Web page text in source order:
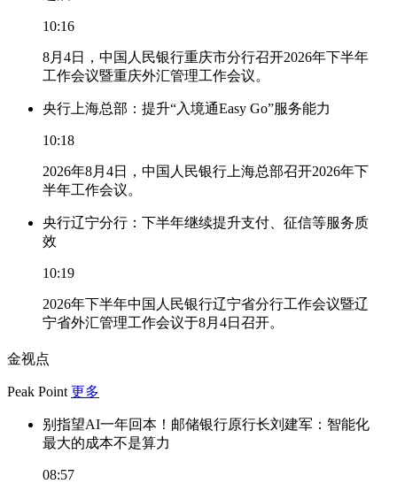
10:16
8月4日，中国人民银行重庆市分行召开2026年下半年
工作会议暨重庆外汇管理工作会议。
央行上海总部：提升“入境通Easy Go”服务能力
10:18
2026年8月4日，中国人民银行上海总部召开2026年下
半年工作会议。
央行辽宁分行：下半年继续提升支付、征信等服务质
效
10:19
2026年下半年中国人民银行辽宁省分行工作会议暨辽
宁省外汇管理工作会议于8月4日召开。
金视点
Peak Point 更多
别指望AI一年回本！邮储银行原行长刘建军：智能化
最大的成本不是算力
08:57